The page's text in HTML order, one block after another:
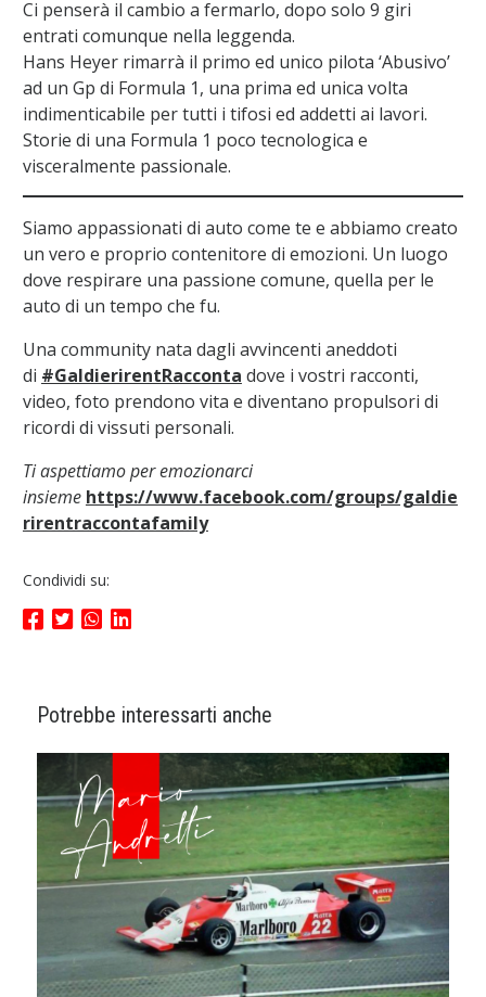
Ci penserà il cambio a fermarlo, dopo solo 9 giri
entrati comunque nella leggenda.
Hans Heyer rimarrà il primo ed unico pilota ‘Abusivo’
ad un Gp di Formula 1, una prima ed unica volta
indimenticabile per tutti i tifosi ed addetti ai lavori.
Storie di una Formula 1 poco tecnologica e
visceralmente passionale.
Siamo appassionati di auto come te e abbiamo creato
un vero e proprio contenitore di emozioni. Un luogo
dove respirare una passione comune, quella per le
auto di un tempo che fu.
Una community nata dagli avvincenti aneddoti
di #GaldierirentRacconta dove i vostri racconti,
video, foto prendono vita e diventano propulsori di
ricordi di vissuti personali.
Ti aspettiamo per emozionarci
insieme https://www.facebook.com/groups/galdie
rirentraccontafamily
Condividi su:
Potrebbe interessarti anche